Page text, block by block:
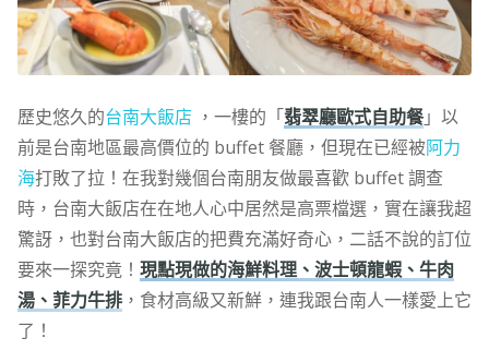
歷史悠久的台南大飯店，一樓的「翡翠廳歐式自助餐」以
前是台南地區最高價位的 buffet 餐廳，但現在已經被阿力
海打敗了拉！在我對幾個台南朋友做最喜歡 buffet 調查
時，台南大飯店在在地人心中居然是高票檔選，實在讓我超
驚訝，也對台南大飯店的把費充滿好奇心，二話不說的訂位
要來一探究竟！ 現點現做的海鮮料理、波士頓龍蝦、牛肉
湯、菲力牛排，食材高級又新鮮，連我跟台南人一樣愛上它
了！